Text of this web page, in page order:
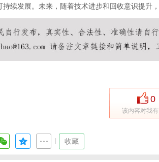
持续发展。未来，随着技术进步和回收意识提升
0
该内容对我
收藏